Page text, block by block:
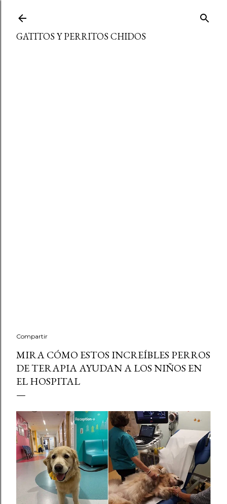
GATITOS Y PERRITOS CHIDOS
Compartir
MIRA CÓMO ESTOS INCREÍBLES PERROS
DE TERAPIA AYUDAN A LOS NIÑOS EN
EL HOSPITAL